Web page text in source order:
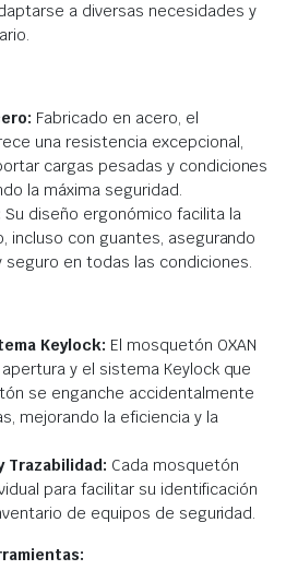
a diversas necesidades y
Fabricado en acero, el
una resistencia excepcional,
cargas pesadas y condiciones
la máxima seguridad.
Su diseño ergonómico facilita la
incluso con guantes, asegurando
seguro en todas las condiciones.
Keylock: El mosquetón OXAN
y el sistema Keylock que
se enganche accidentalmente
mejorando la eficiencia y la
Trazabilidad: Cada mosquetón
para facilitar su identificación
de equipos de seguridad.